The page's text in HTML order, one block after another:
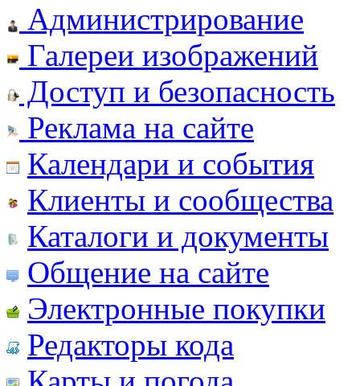
Администрирование
Галереи изображений
Доступ и безопасность
Реклама на сайте
Календари и события
Клиенты и сообщества
Каталоги и документы
Общение на сайте
Электронные покупки
Редакторы кода